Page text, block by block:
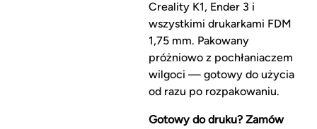
Creality K1, Ender 3 i
wszystkimi drukarkami FDM
1,75 mm. Pakowany
próżniowo z pochłaniaczem
wilgoci — gotowy do użycia
od razu po rozpakowaniu.
Gotowy do druku? Zamów